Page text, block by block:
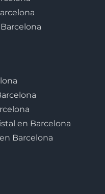
en Barcelona
Barcelona